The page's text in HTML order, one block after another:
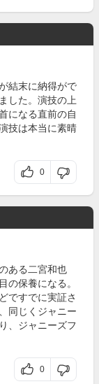
結末に納得がで
した。演技の上
になる直前の自
技は本当に素晴
0
ある二宮和也
の保養になる。
ですでに実証さ
同じくジャニー
、ジャニーズフ
0